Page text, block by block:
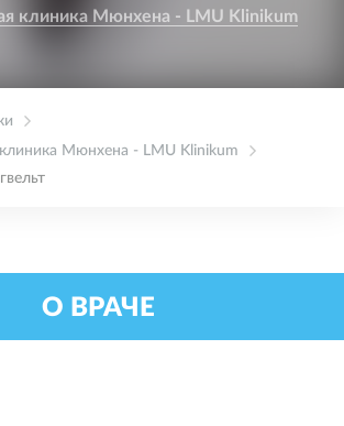
клиника Мюнхена - LMU Klinikum
клиника Мюнхена - LMU Klinikum
О ВРАЧЕ